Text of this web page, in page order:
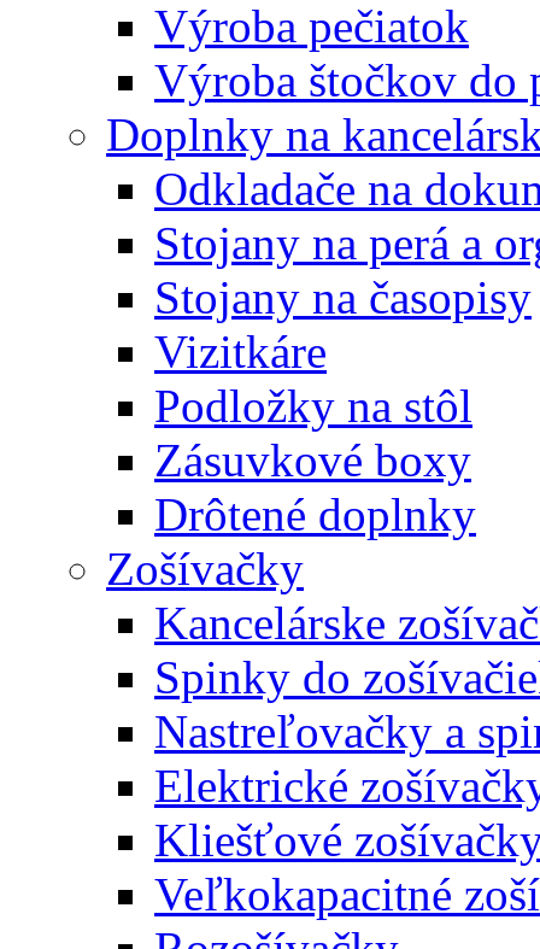
Výroba pečiatok
Výroba štočkov do
Doplnky na
Odkladače na
Stojany na perá a
Stojany na časopisy
Vizitkáre
Podložky na stôl
Zásuvkové boxy
Drôtené doplnky
Zošívačky
Kancelárske
Spinky do
Nastreľovačky a
Elektrické
Kliešťové
Veľkokapacitné